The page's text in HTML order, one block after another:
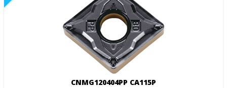
CNMG120404PP CA115P